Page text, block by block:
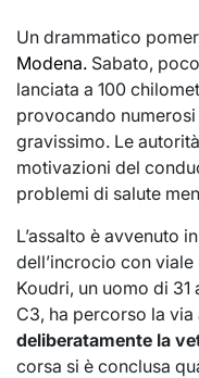
Un drammatico
Modena. Sabato,
lanciata a 100
provocando
gravissimo. Le
motivazioni del
problemi di salute
L’assalto è avvenuto
dell’incrocio con
Koudri, un uomo di
C3, ha percorso la via
deliberatamente la
corsa si è conclusa